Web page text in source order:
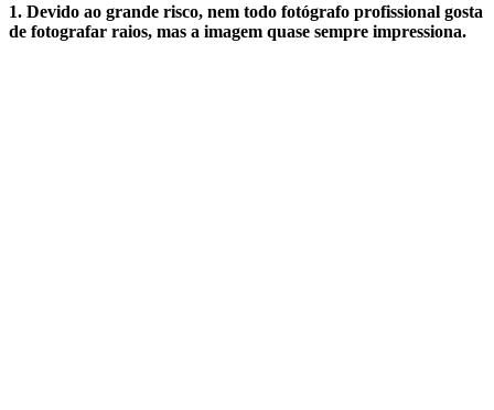
1. Devido ao grande risco, nem todo fotógrafo profissional gosta
de fotografar raios, mas a imagem quase sempre impressiona.